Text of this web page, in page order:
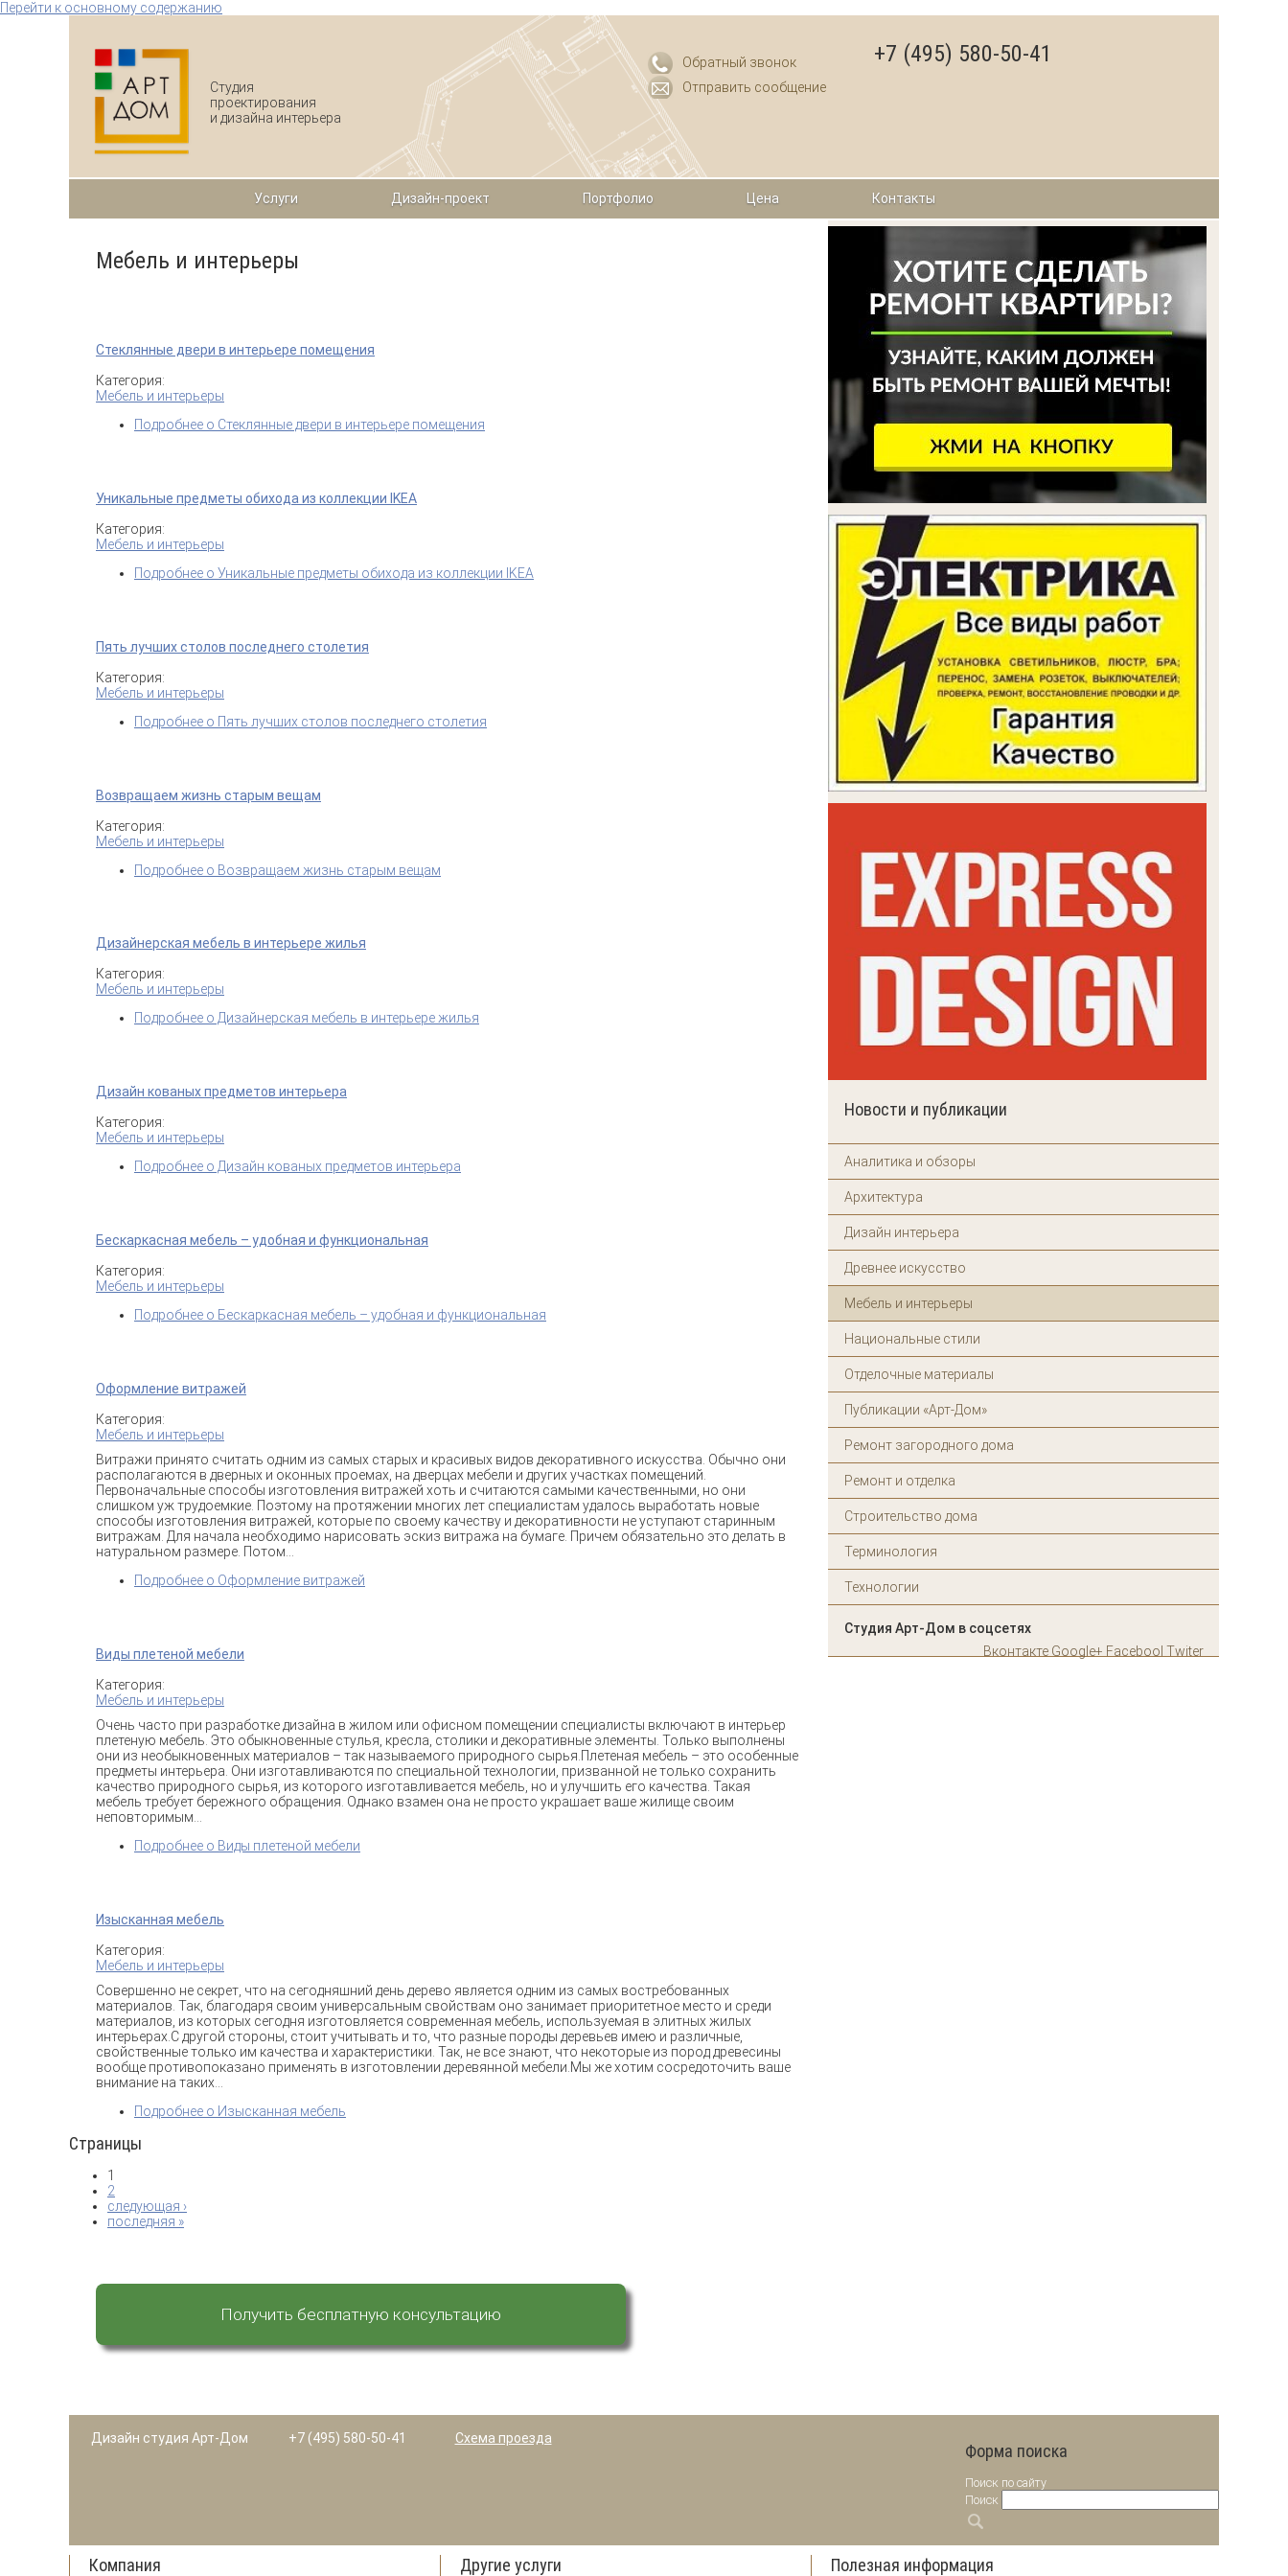
Перейти к основному содержанию
Студия
проектирования
и дизайна интерьера
Обратный звонок
Отправить сообщение
+7 (495) 580-50-41
Услуги Дизайн-проект Портфолио Цена Контакты
Мебель и интерьеры
Стеклянные двери в интерьере помещения
Категория:
Мебель и интерьеры
Подробнее о Стеклянные двери в интерьере помещения
Уникальные предметы обихода из коллекции IKEA
Категория:
Мебель и интерьеры
Подробнее о Уникальные предметы обихода из коллекции IKEA
Пять лучших столов последнего столетия
Категория:
Мебель и интерьеры
Подробнее о Пять лучших столов последнего столетия
Возвращаем жизнь старым вещам
Категория:
Мебель и интерьеры
Подробнее о Возвращаем жизнь старым вещам
Дизайнерская мебель в интерьере жилья
Категория:
Мебель и интерьеры
Подробнее о Дизайнерская мебель в интерьере жилья
Дизайн кованых предметов интерьера
Категория:
Мебель и интерьеры
Подробнее о Дизайн кованых предметов интерьера
Бескаркасная мебель – удобная и функциональная
Категория:
Мебель и интерьеры
Подробнее о Бескаркасная мебель – удобная и функциональная
Оформление витражей
Категория:
Мебель и интерьеры
Витражи принято считать одним из самых старых и красивых видов декоративного искусства. Обычно они
располагаются в дверных и оконных проемах, на дверцах мебели и других участках помещений.
Первоначальные способы изготовления витражей хоть и считаются самыми качественными, но они
слишком уж трудоемкие. Поэтому на протяжении многих лет специалистам удалось выработать новые
способы изготовления витражей, которые по своему качеству и декоративности не уступают старинным
витражам. Для начала необходимо нарисовать эскиз витража на бумаге. Причем обязательно это делать в
натуральном размере. Потом...
Подробнее о Оформление витражей
Виды плетеной мебели
Категория:
Мебель и интерьеры
Очень часто при разработке дизайна в жилом или офисном помещении специалисты включают в интерьер
плетеную мебель. Это обыкновенные стулья, кресла, столики и декоративные элементы. Только выполнены
они из необыкновенных материалов – так называемого природного сырья.Плетеная мебель – это особенные
предметы интерьера. Они изготавливаются по специальной технологии, призванной не только сохранить
качество природного сырья, из которого изготавливается мебель, но и улучшить его качества. Такая
мебель требует бережного обращения. Однако взамен она не просто украшает ваше жилище своим
неповторимым...
Подробнее о Виды плетеной мебели
Изысканная мебель
Категория:
Мебель и интерьеры
Совершенно не секрет, что на сегодняшний день дерево является одним из самых востребованных
материалов. Так, благодаря своим универсальным свойствам оно занимает приоритетное место и среди
материалов, из которых сегодня изготовляется современная мебель, используемая в элитных жилых
интерьерах.С другой стороны, стоит учитывать и то, что разные породы деревьев имею и различные,
свойственные только им качества и характеристики. Так, не все знают, что некоторые из пород древесины
вообще противопоказано применять в изготовлении деревянной мебели.Мы же хотим сосредоточить ваше
внимание на таких...
Подробнее о Изысканная мебель
Страницы
1
2
следующая ›
последняя »
Получить бесплатную консультацию
Новости и публикации
Аналитика и обзоры
Архитектура
Дизайн интерьера
Древнее искусство
Мебель и интерьеры
Национальные стили
Отделочные материалы
Публикации «Арт-Дом»
Ремонт загородного дома
Ремонт и отделка
Строительство дома
Терминология
Технологии
Студия Арт-Дом в соцсетях
Вконтакте Google+ Facebool Twiter
Дизайн студия Арт-Дом +7 (495) 580-50-41 Схема проезда
Форма поиска
Поиск по сайту
Поиск
Компания Другие услуги Полезная информация